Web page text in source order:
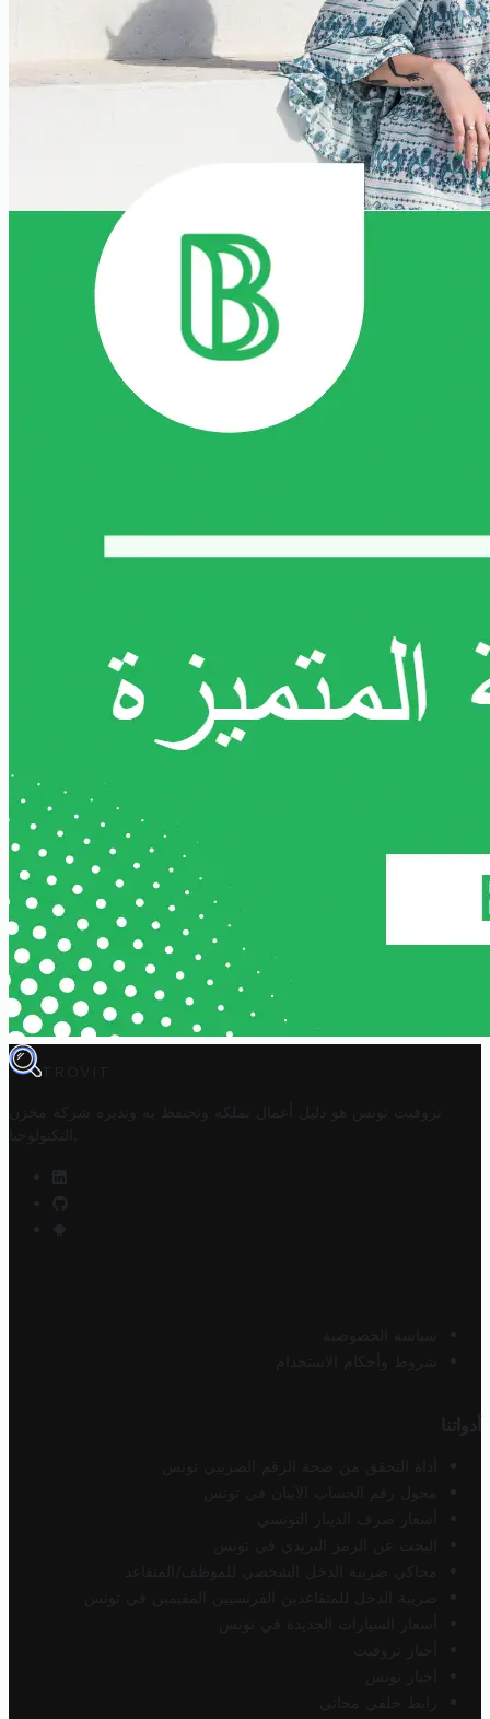
TROVIT
تروفيت تونس هو دليل أعمال تملكه وتحتفظ به وتديره
شركة مخزن
التكنولوجيا
سياسة الخصوصية
شروط وأحكام الاستخدام
أدواتنا
أداة التحقق من صحة الرقم الضريبي تونس
محول رقم الحساب الآيبان في تونس
أسعار صرف الدينار التونسي
البحث عن الرمز البريدي في تونس
محاكي ضريبة الدخل الشخصي للموظف/المتقاعد
ضريبة الدخل للمتقاعدين الفرنسيين المقيمين في تونس
أسعار السيارات الجديدة في تونس
أخبار تروفيت
أخبار تونس
رابط خلفي مجاني